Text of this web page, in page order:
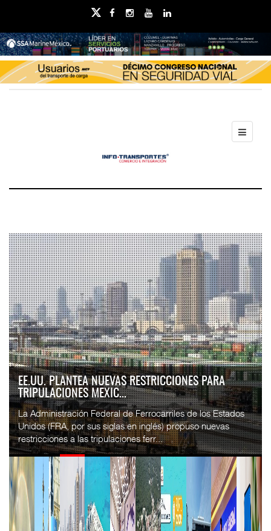
APM TERMINALS INCREMENTA EQUIPAMIENTO PARA
MOVIMIENTO DE CON...
El operador portuario global APM Terminals incorporó cinco
Terminal Trucks a su Terminal Especializada de
Contenedores (TEC) del puerto de Progreso, p...